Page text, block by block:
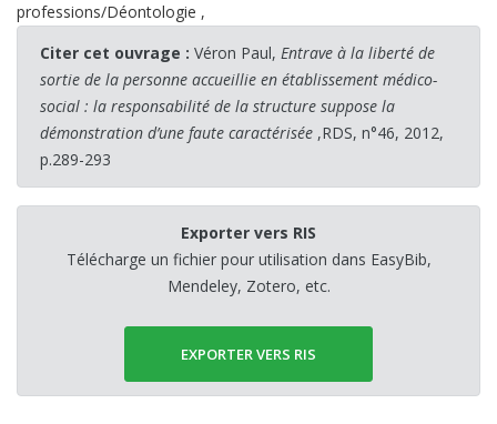
professions/Déontologie ,
Citer cet ouvrage : Véron Paul, Entrave à la liberté de
sortie de la personne accueillie en établissement médico-
social : la responsabilité de la structure suppose la
démonstration d’une faute caractérisée ,RDS, n°46, 2012,
p.289-293
Exporter vers RIS
Télécharge un fichier pour utilisation dans EasyBib,
Mendeley, Zotero, etc.
EXPORTER VERS RIS